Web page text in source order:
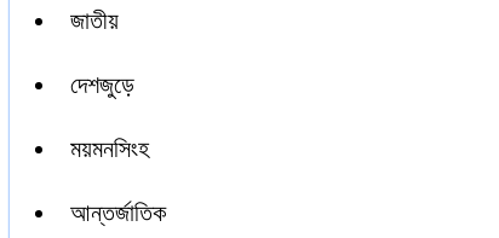
জাতীয়
দেশজুড়ে
ময়মনসিংহ
আন্তর্জাতিক